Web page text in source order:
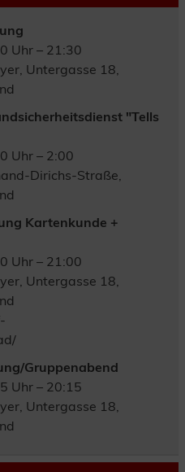
Uhr – 21:30
Untergasse 18,
"Tells
Uhr – 2:00
Dirichs-Straße,
Kartenkunde +
Uhr – 21:00
Untergasse 18,
Gruppenabend
Uhr – 20:15
Untergasse 18,